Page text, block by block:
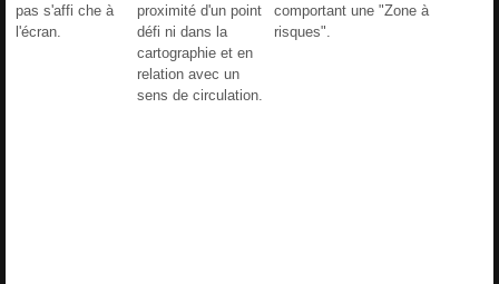
pas s'affi che à
l'écran.
proximité d'un point
défi ni dans la
cartographie et en
relation avec un
sens de circulation.
comportant une "Zone à
risques".